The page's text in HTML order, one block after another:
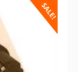
SALE!